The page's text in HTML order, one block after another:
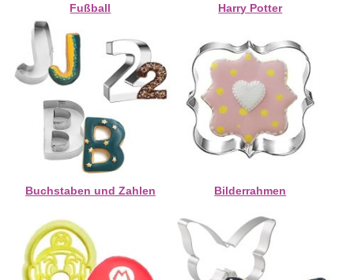
Fußball Harry Potter
Buchstaben und Zahlen Bilderrahmen